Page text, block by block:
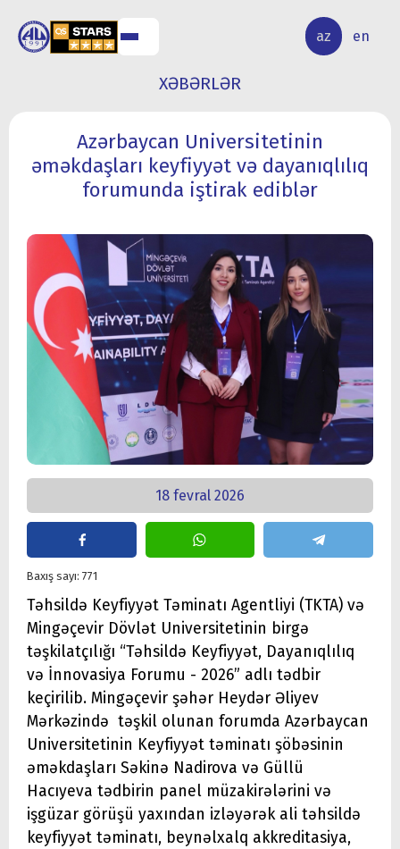
az en
ELMİ
TƏDQİQAT
XƏBƏRLƏR
Azərbaycan Universitetinin
əməkdaşları keyfiyyət və dayanıqlılıq
forumunda iştirak ediblər
18 fevral 2026
Baxış sayı: 771
Təhsildə Keyfiyyət Təminatı Agentliyi (TKTA) və
Mingəçevir Dövlət Universitetinin birgə
təşkilatçılığı “Təhsildə Keyfiyyət, Dayanıqlılıq
və İnnovasiya Forumu - 2026” adlı tədbir
keçirilib. Mingəçevir şəhər Heydər Əliyev
Mərkəzində təşkil olunan forumda Azərbaycan
Universitetinin Keyfiyyət təminatı şöbəsinin
əməkdaşları Səkinə Nadirova və Güllü
Hacıyeva tədbirin panel müzakirələrini və
işgüzar görüşü yaxından izləyərək ali təhsildə
keyfiyyət təminatı, beynəlxalq akkreditasiya,